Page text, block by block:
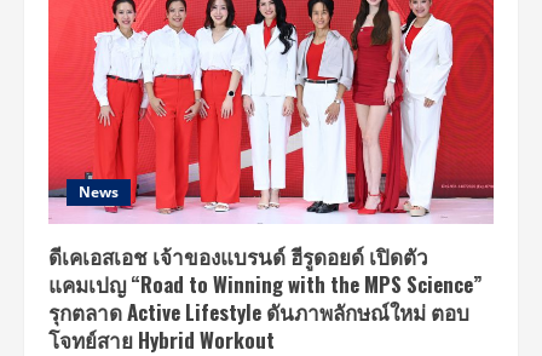
News
ดีเคเอสเอช เจ้าของแบรนด์ ฮีรูดอยด์ เปิดตัว
แคมเปญ “Road to Winning with the MPS Science”
รุกตลาด Active Lifestyle ดันภาพลักษณ์ใหม่ ตอบ
โจทย์สาย Hybrid Workout